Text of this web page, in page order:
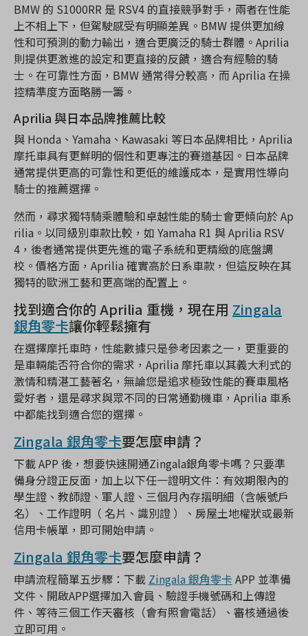
BMW 的 S1000RR 是 RSV4 的直接競爭對手，兩者在性能
上不相上下，但駕駛感受有明顯差異。BMW 提供更加線
性和可預測的動力輸出，適合更廣泛的騎士群體。Aprilia
則提供更激進的設定和更直接的反饋，適合有經驗的騎
士。在可靠性方面，BMW 通常得分較高，而 Aprilia 在操
控精準度方面略勝一籌。
Aprilia 與日本品牌推薦比較
與 Honda、Yamaha、Kawasaki 等日本品牌相比，Aprilia
摩托車具有更鮮明的個性和更專注的賽道基因。日本品牌
通常提供更高的可靠性和更低的維護成本，是實用性導向
騎士的推薦選擇。
然而，尋求獨特騎乘體驗和卓越性能的騎士會更傾向於 Ap
rilia。以同級別車款比較，如 Yamaha R1 與 Aprilia RSV
4，後者通常提供更先進的電子系統和更精緻的底盤調
校。價格方面，Aprilia 確實高於日系車款，但這反映在其
獨特的歐洲工藝和更高端的配置上。
找到適合你的 Aprilia 重機，現在用 Zingala
銀角零卡讓你輕鬆擁有
在選擇摩托車時，性能數據只是參考因素之一，更重要的
是車輛能否符合你的需求，Aprilia 摩托車以其義大利式的
激情和精湛工藝著名，無論您是追求極致性能的賽車風格
愛好者，還是尋求與眾不同的日常通勤機車，Aprilia 車系
中都能找到適合您的選擇。
Zingala 銀角零卡要怎麼申請？
下載 APP 後，想要快速開通Zingala銀角零卡嗎？只要準
備身分證正反面，加上以下任一證明文件：有效期限內的
學生證、教師證、軍人證、三個月內存摺明細（含帳號戶
名）、工作證明（ 名片、識別證 ）、房屋土地權狀或最新
信用卡帳單，即可開始申請。
Zingala 銀角零卡要怎麼申請？
申請流程簡單五步驟：下載 Zingala 銀角零卡 APP 並準備
文件、開啟APP選擇加入會員、驗證手機號碼和上傳證
件、等待三個工作天審核（會有照會電話）、審核通過後
立即可用。